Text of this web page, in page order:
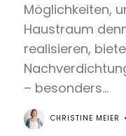
Möglichkeiten,
Haustraum
realisieren,
– besonders...
CHRISTINE MEIER